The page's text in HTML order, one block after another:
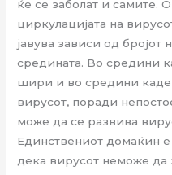
ќе се заболат и самите.
циркулацијата на
jавува зависи од бројот
средината. Во средини
шири и во средини каде
вирусот, поради
може да се развива
Единствениот домаќин е
дека вирусот неможе да